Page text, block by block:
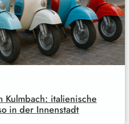
Kulmbach: italienische
in der Innenstadt